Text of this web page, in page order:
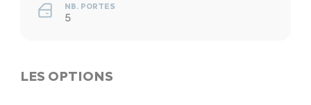
NB. PORTES
5
LES OPTIONS